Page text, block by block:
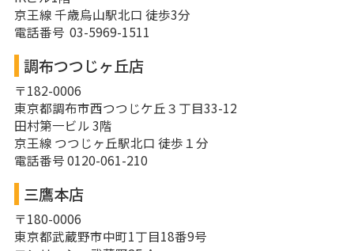
京王線 千歳烏山駅北口 徒歩3分
電話番号 03-5969-1511
調布つつじヶ丘店
〒182-0006
東京都調布市西つつじケ丘３丁目33-12
田村第一ビル 3階
京王線 つつじヶ丘駅北口 徒歩１分
電話番号 0120-061-210
三鷹本店
〒180-0006
東京都武蔵野市中町1丁目18番9号